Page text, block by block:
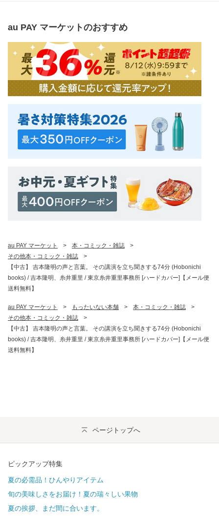
au PAY マーケットのおすすめ
au PAY マーケット > 本・コミック・雑誌
>
その他本・コミック・雑誌
>
【中古】 吉本隆明の声と言葉。 その講演を立ち聞きする74分 (Hobonichi
books) / 吉本隆明、糸井重里 / 東京糸井重里事務所 [ハードカバー]【メール便
送料無料】
au PAY マーケット > もったいない本舗 > 本・コミック・雑誌
>
その他本・コミック・雑誌
>
【中古】 吉本隆明の声と言葉。 その講演を立ち聞きする74分 (Hobonichi
books) / 吉本隆明、糸井重里 / 東京糸井重里事務所 [ハードカバー]【メール便
送料無料】
ページトップへ
ピックアップ特集
夏の必需品！ひんやりアイテム
旬の美味しさをお届け！夏の瑞々しい果物
夏の挨拶、まだ間に合います。